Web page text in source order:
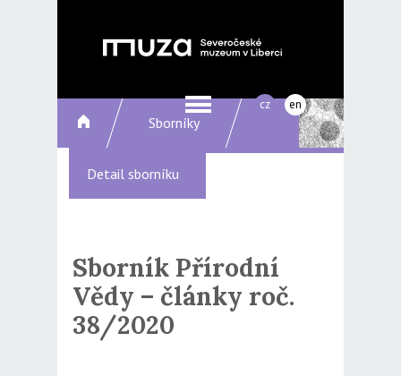
cz en
Sborníky
Detail sborníku
Sborník Přírodní
Vědy – články roč.
38/2020